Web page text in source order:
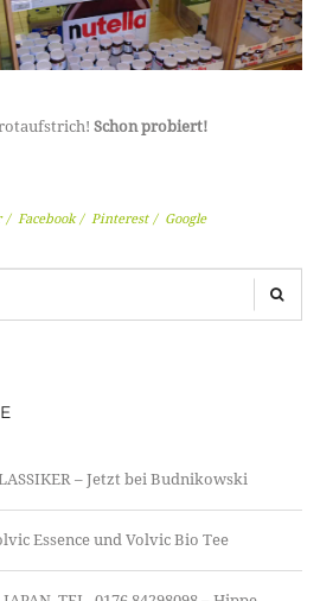
Schon probiert!
/ Facebook / Pinterest / Google
– Jetzt bei Budnikowski
Essence und Volvic Bio Tee